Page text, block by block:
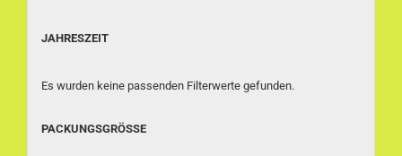
JAHRESZEIT
JAHRESZEIT
Es wurden keine passenden Filterwerte gefunden.
PACKUNGSGRÖSSE
PACKUNGSGRÖSSE